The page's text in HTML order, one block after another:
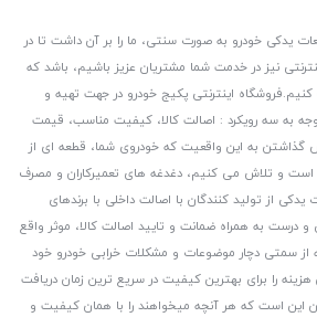
یدکی خودرو به صورت سنتی، ما را بر آن داشت تا در
نیز در خدمت شما مشتریان عزیز باشیم، باشد که
کنیم.فروشگاه اینترنتی پکیج خودرو در جهت تهیه و
به سه رویکرد : اصالت کالا، کیفیت مناسب، قیمت
گذاشتن به این واقعیت که خودروی شما، قطعه ای از
است و تلاش می کنیم، دغدغه های تعمیرکاران و مصرف
یدکی از تولید کنندگان با اصالت داخلی با برندهای
به همراه ضمانت و تایید اصالت کالا، موثر واقع
از سمتی دچار موضوعات و مشکلات خرابی خودرو خود
را برای بهترین کیفیت در سریع ترین زمان دریافت
این است که هر آنچه میخواهند را با همان کیفیت و